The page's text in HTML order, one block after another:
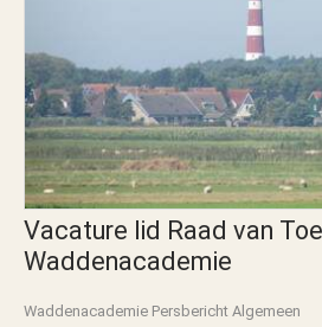
Vacature lid Raad van
Waddenacademie
Waddenacademie Persbericht Algemeen